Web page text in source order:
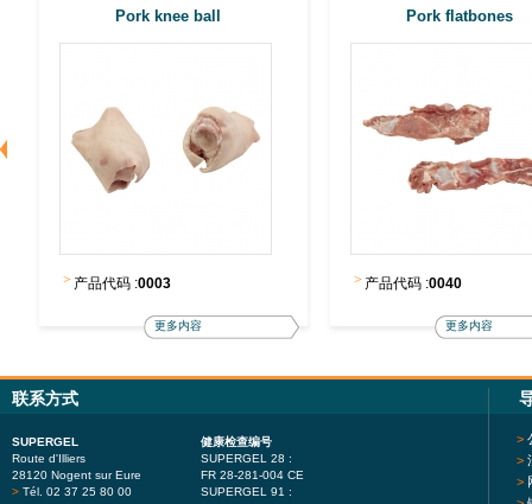
Pork knee ball
> 产品代码 :0003
更多内容
Pork flatbones
> 产品代码 :0040
更多内容
联系方式
SUPERGEL
Route d'Illiers
28120 Nogent sur Eure
> Tél. 02 37 25 80 00
健康检查编号
SUPERGEL 28 :
FR 28-281-004 CE
SUPERGEL 91 :
>
>
>